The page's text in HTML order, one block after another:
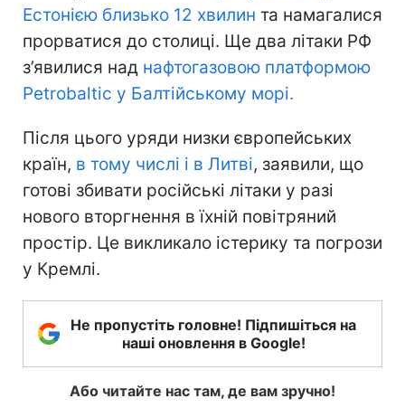
Естонією близько 12 хвилин та намагалися
прорватися до столиці. Ще два літаки РФ
з’явилися над нафтогазовою платформою
Petrobaltic у Балтійському морі.
Після цього уряди низки європейських
країн, в тому числі і в Литві, заявили, що
готові збивати російські літаки у разі
нового вторгнення в їхній повітряний
простір. Це викликало істерику та погрози
у Кремлі.
Не пропустіть головне! Підпишіться на
наші оновлення в Google!
Або читайте нас там, де вам зручно!